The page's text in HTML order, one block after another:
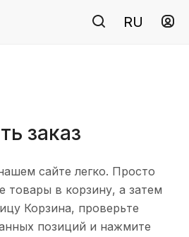
RU
заказ
сайте легко. Просто
товары в корзину, а затем
Корзина, проверьте
позиций и нажмите